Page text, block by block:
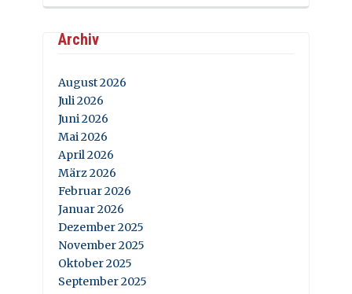
Archiv
August 2026
Juli 2026
Juni 2026
Mai 2026
April 2026
März 2026
Februar 2026
Januar 2026
Dezember 2025
November 2025
Oktober 2025
September 2025